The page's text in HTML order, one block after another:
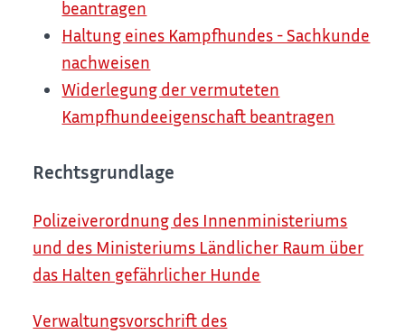
beantragen
Haltung eines Kampfhundes - Sachkunde
nachweisen
Widerlegung der vermuteten
Kampfhundeeigenschaft beantragen
Rechtsgrundlage
Polizeiverordnung des Innenministeriums
und des Ministeriums Ländlicher Raum über
das Halten gefährlicher Hunde
Verwaltungsvorschrift des